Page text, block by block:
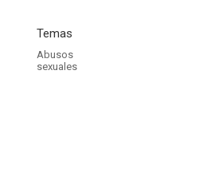
Temas
Abusos
sexuales